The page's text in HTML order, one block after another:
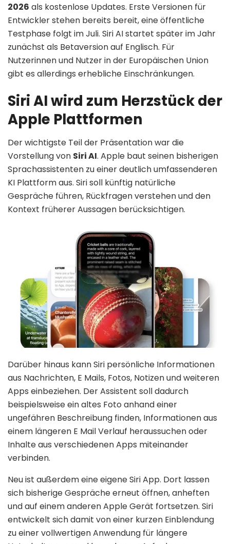
2026 als kostenlose Updates. Erste Versionen für
Entwickler stehen bereits bereit, eine öffentliche
Testphase folgt im Juli. Siri AI startet später im Jahr
zunächst als Betaversion auf Englisch. Für
Nutzerinnen und Nutzer in der Europäischen Union
gibt es allerdings erhebliche Einschränkungen.
Siri AI wird zum Herzstück der
Apple Plattformen
Der wichtigste Teil der Präsentation war die
Vorstellung von Siri AI. Apple baut seinen bisherigen
Sprachassistenten zu einer deutlich umfassenderen
KI Plattform aus. Siri soll künftig natürliche
Gespräche führen, Rückfragen verstehen und den
Kontext früherer Aussagen berücksichtigen.
Darüber hinaus kann Siri persönliche Informationen
aus Nachrichten, E Mails, Fotos, Notizen und weiteren
Apps einbeziehen. Der Assistent soll dadurch
beispielsweise ein altes Foto anhand einer
ungefähren Beschreibung finden, Informationen aus
einem längeren E Mail Verlauf heraussuchen oder
Inhalte aus verschiedenen Apps miteinander
verbinden.
Neu ist außerdem eine eigene Siri App. Dort lassen
sich bisherige Gespräche erneut öffnen, anheften
und auf einem anderen Apple Gerät fortsetzen. Siri
entwickelt sich damit von einer kurzen Einblendung
zu einer vollwertigen Anwendung für längere